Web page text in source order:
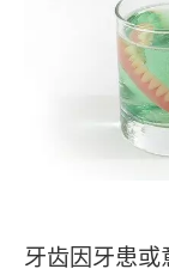
牙齿因牙患